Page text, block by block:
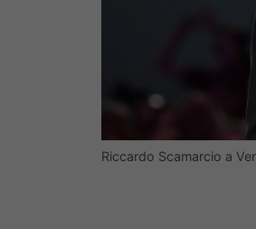
Riccardo Scamarcio a